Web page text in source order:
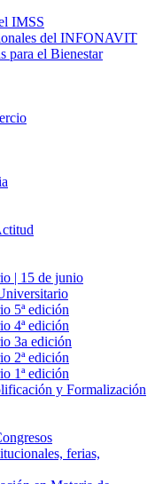
IMSS
del INFONAVIT
para el Bienestar
| 15 de junio
5ª edición
4ª edición
3a edición
2ª edición
1ª edición
y Formalización
ferias,